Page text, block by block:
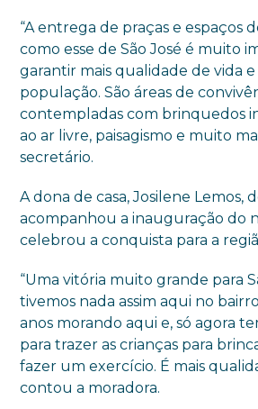
“A entrega de praças e espaços
como esse de São José é muito
garantir mais qualidade de vida e
população. São áreas de
contempladas com brinquedos
ao ar livre, paisagismo e muito
secretário.
A dona de casa, Josilene Lemos,
acompanhou a inauguração do
celebrou a conquista para a
“Uma vitória muito grande para
tivemos nada assim aqui no
anos morando aqui e, só agora
para trazer as crianças para
fazer um exercício. É mais
contou a moradora.